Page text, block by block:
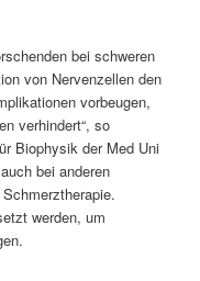
bei schweren
von Nervenzellen den
vorbeugen,
verhindert“, so
Biophysik der Med Uni
bei anderen
werden, um